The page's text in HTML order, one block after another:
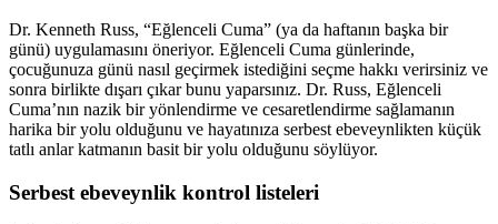
Dr. Kenneth Russ, “Eğlenceli Cuma” (ya da haftanın başka bir
günü) uygulamasını öneriyor. Eğlenceli Cuma günlerinde,
çocuğunuza günü nasıl geçirmek istediğini seçme hakkı verirsiniz ve
sonra birlikte dışarı çıkar bunu yaparsınız. Dr. Russ, Eğlenceli
Cuma’nın nazik bir yönlendirme ve cesaretlendirme sağlamanın
harika bir yolu olduğunu ve hayatınıza serbest ebeveynlikten küçük
tatlı anlar katmanın basit bir yolu olduğunu söylüyor.
Serbest ebeveynlik kontrol listeleri